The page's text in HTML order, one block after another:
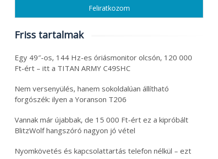
Friss tartalmak
Egy 49″-os, 144 Hz-es óriásmonitor olcsón, 120 000
Ft-ért – itt a TITAN ARMY C49SHC
Nem versenyülés, hanem sokoldalúan állítható
forgószék: ilyen a Yoranson T206
Vannak már újabbak, de 15 000 Ft-ért ez a kipróbált
BlitzWolf hangszóró nagyon jó vétel
Nyomkövetés és kapcsolattartás telefon nélkül – ezt